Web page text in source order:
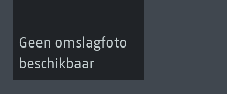
Geen omslagfoto
beschikbaar